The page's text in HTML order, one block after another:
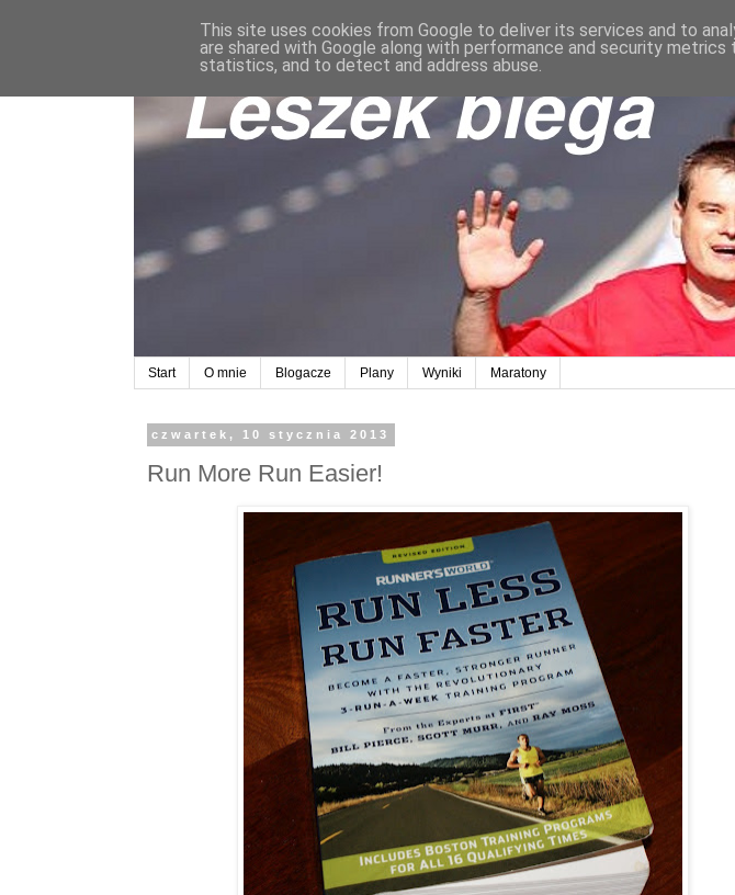
Start O mnie Blogacze Plany Wyniki Maratony
czwartek, 10 stycznia 2013
Run More Run Easier!
This site uses cookies from Google to deliver its services and to
are shared with Google along with performance and security
statistics, and to detect and address abuse.